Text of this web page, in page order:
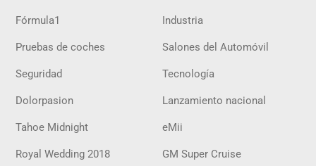
Fórmula1 Industria
Pruebas de coches Salones del Automóvil
Seguridad Tecnología
Dolorpasion Lanzamiento nacional
Tahoe Midnight eMii
Royal Wedding 2018 GM Super Cruise